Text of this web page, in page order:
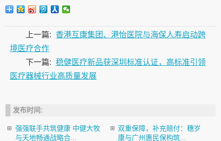
上一篇:
香港互康集团、港怡医院与海保人寿启动跨
境医疗合作
下一篇: 稳健医疗新品获深圳标准认证，高标准引领
医疗器械行业高质量发展
发布时间:
强强联手共筑健康 中健大牧
与天地畅通战略合...
双重保障，补充赔付：穗岁
康与广州惠民保构筑...